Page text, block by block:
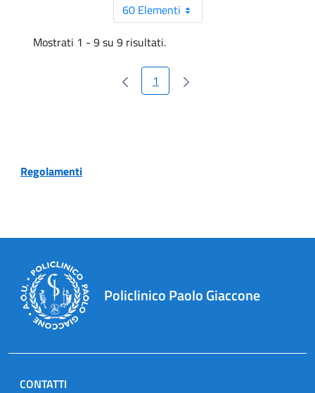
60 ElementiPer pagina
Mostrati 1 - 9 su 9 risultati.
Pagina
1
Regolamenti
Policlinico Paolo Giaccone
CONTATTI